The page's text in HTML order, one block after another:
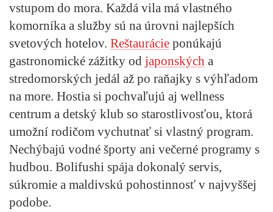
vstupom do mora. Každá vila má vlastného
komorníka a služby sú na úrovni najlepších
svetových hotelov. Reštaurácie ponúkajú
gastronomické zážitky od japonských a
stredomorských jedál až po raňajky s výhľadom
na more. Hostia si pochvaľujú aj wellness
centrum a detský klub so starostlivosťou, ktorá
umožní rodičom vychutnať si vlastný program.
Nechýbajú vodné športy ani večerné programy s
hudbou. Bolifushi spája dokonalý servis,
súkromie a maldivskú pohostinnosť v najvyššej
podobe.